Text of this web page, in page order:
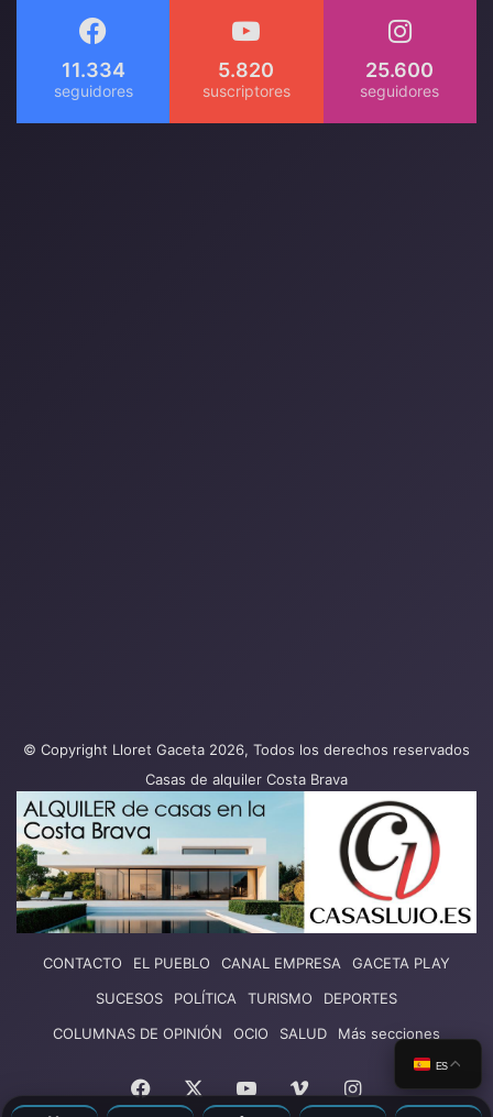
11.334 5.820 25.600
© Copyright Lloret Gaceta 2026, Todos los derechos reservados
Casas de alquiler Costa Brava
CONTACTO EL PUEBLO CANAL EMPRESA
GACETA PLAY
SUCESOS
POLÍTICA TURISMO
DEPORTES
COLUMNAS DE OPINIÓN
OCIO SALUD Más secciones
Facebook YouTubeVimeoInstagram
ES